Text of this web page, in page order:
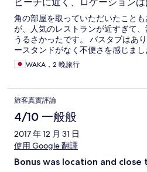
角の部屋を取っていただいたこと
が、人気のレストランが近すぎて
うるさかったです。 バスタブはあ
ースタンドがなく不便さを感じまし
WAKA，2 晚旅行
旅客真實評論
4/10 一般般
2017 年 12 月 31 日
使用 Google 翻譯
Bonus was location and close